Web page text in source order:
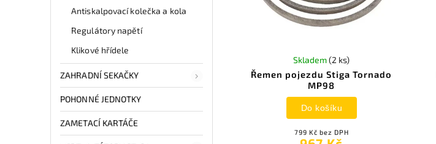
Antiskalpovací kolečka a kola
Regulátory napětí
Klikové hřídele
ZAHRADNÍ SEKAČKY
POHONNÉ JEDNOTKY
ZAMETACÍ KARTÁČE
Řemen pojezdu Stiga Tornado
MP98
Skladem(2 ks)
799 Kč bez DPH
Do košíku